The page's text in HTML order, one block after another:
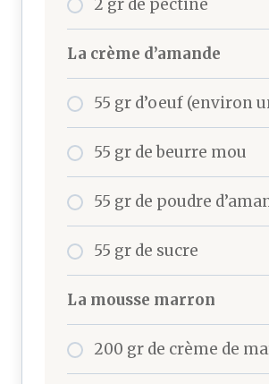
2 gr de pectine
La crème d’amande
55 gr d’oeuf (environ
55 gr de beurre mou
55 gr de poudre
55 gr de sucre
La mousse marron
200 gr de crème de